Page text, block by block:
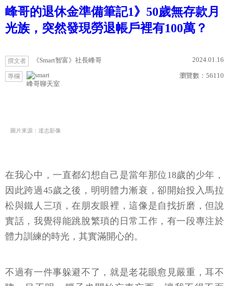
峰哥的退休金準備筆記1》50歲無存款月
光族，突然發現勞退帳戶裡有100萬？
撰文者 《Smart智富》社長峰哥 2024.01.16
專欄
峰哥聊天室
瀏覽數： 56110
圖片來源：達志影像
在我心中，一直都幻想自己是當年那位18歲的少年，
因此跨過45歲之後，明明體力漸衰，卻開始投入馬拉
松與鐵人三項，在朋友眼裡，這像是自找折磨，但說
實話，我覺得能跳脫繁瑣的日常工作，有一段專注於
體力訓練的時光，其實滿開心的。
不過有一件事躲避不了，就是老花眼愈見嚴重，耳不